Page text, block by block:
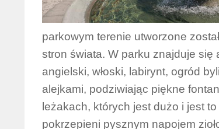
parkowym terenie utworzone
stron świata. W parku znajduje
angielski, włoski, labirynt, ogród
alejkami, podziwiając piękne
leżakach, których jest dużo i jest
pokrzepieni pysznym napojem